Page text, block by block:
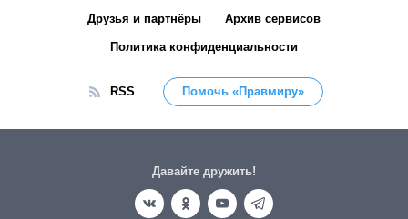
Друзья и партнёры Архив сервисов
Политика конфиденциальности
RSS Помочь «Правмиру»
Давайте дружить!